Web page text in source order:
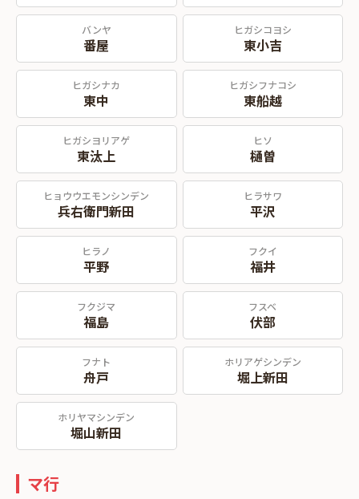
バンヤ
番屋
ヒガシコヨシ
東小吉
ヒガシナカ
東中
ヒガシフナコシ
東船越
ヒガシヨリアゲ
東汰上
ヒソ
樋曽
ヒョウウエモンシンデン
兵右衛門新田
ヒラサワ
平沢
ヒラノ
平野
フクイ
福井
フクジマ
福島
フスベ
伏部
フナト
舟戸
ホリアゲシンデン
堀上新田
ホリヤマシンデン
堀山新田
マ行